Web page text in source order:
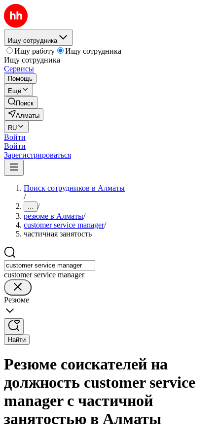
Ищу сотрудника
Ищу работу
Ищу сотрудника
Ищу сотрудника
Сервисы
Помощь
Ещё
Поиск
Алматы
RU
Войти
Войти
Зарегистрироваться
Поиск сотрудников в Алматы
/
... /
резюме в Алматы/
customer service manager/
частичная занятость
customer service manager
Резюме
Найти
Резюме соискателей на
должность customer service
manager с частичной
занятостью в Алматы